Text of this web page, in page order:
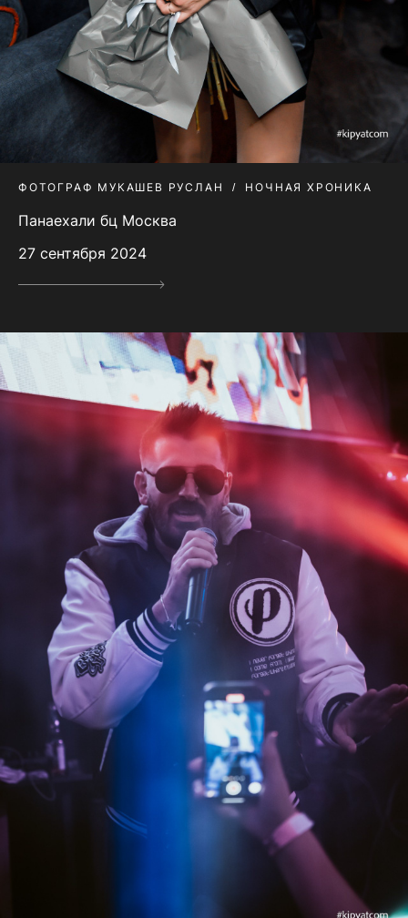
ФОТОГРАФ МУКАШЕВ РУСЛАН НОЧНАЯ ХРОНИКА
Панаехали бц Москва
27 сентября 2024